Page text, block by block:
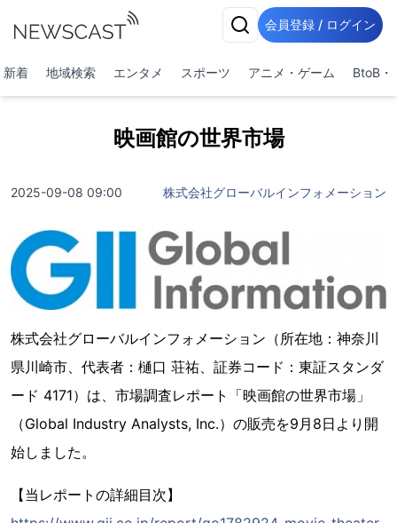
会員登録 / ログイン
新着 地域検索 エンタメ スポーツ アニメ・ゲーム BtoB・
映画館の世界市場
2025-09-08 09:00 株式会社グローバルインフォメーション
株式会社グローバルインフォメーション（所在地：神奈川
県川崎市、代表者：樋口 荘祐、証券コード：東証スタンダ
ード 4171）は、市場調査レポート「映画館の世界市場」
（Global Industry Analysts, Inc.）の販売を9月8日より開
始しました。
【当レポートの詳細目次】